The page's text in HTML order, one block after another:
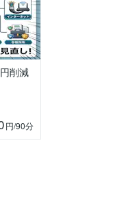
削減
円/90分